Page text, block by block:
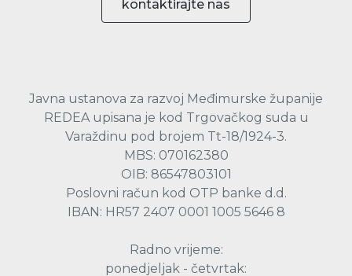
kontaktirajte nas
Javna ustanova za razvoj Međimurske županije
REDEA upisana je kod Trgovačkog suda u
Varaždinu pod brojem Tt-18/1924-3.
MBS: 070162380
OIB: 86547803101
Poslovni račun kod OTP banke d.d.
IBAN: HR57 2407 0001 1005 5646 8
Radno vrijeme:
ponedjeljak - četvrtak: